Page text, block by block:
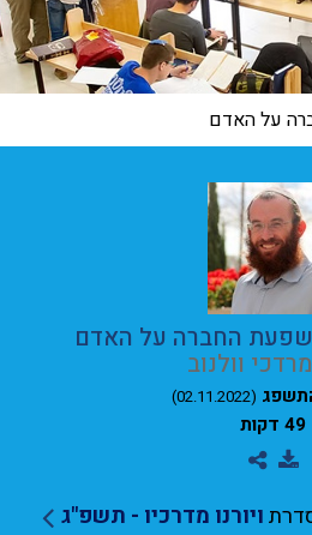
על האדם
החברה על האדם
וולנוב
(02.11.2022)
49 דקות
ויורנו מדרכיו - תשפ"ג